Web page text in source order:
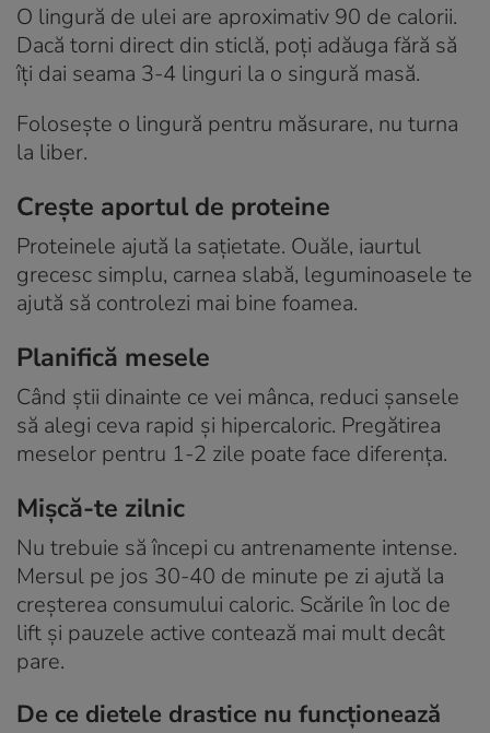
O lingură de ulei are aproximativ 90 de calorii.
Dacă torni direct din sticlă, poți adăuga fără să
îți dai seama 3-4 linguri la o singură masă.
Folosește o lingură pentru măsurare, nu turna
la liber.
Crește aportul de proteine
Proteinele ajută la sațietate. Ouăle, iaurtul
grecesc simplu, carnea slabă, leguminoasele te
ajută să controlezi mai bine foamea.
Planifică mesele
Când știi dinainte ce vei mânca, reduci șansele
să alegi ceva rapid și hipercaloric. Pregătirea
meselor pentru 1-2 zile poate face diferența.
Mișcă-te zilnic
Nu trebuie să începi cu antrenamente intense.
Mersul pe jos 30-40 de minute pe zi ajută la
creșterea consumului caloric. Scările în loc de
lift și pauzele active contează mai mult decât
pare.
De ce dietele drastice nu funcționează